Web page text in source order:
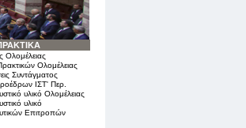
Ολομέλειας
Ολομέλειας
Συντάγματος
ΙΣΤ' Περ.
υλικό Ολομέλειας
υλικό
Επιτροπών